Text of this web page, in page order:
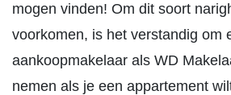
mogen vinden! Om dit soort
voorkomen, is het verstandig om
aankoopmakelaar als WD
nemen als je een appartement